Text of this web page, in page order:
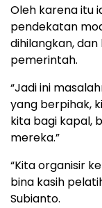
Oleh karena itu
pendekatan
dihilangkan,
pemerintah.
“Jadi ini
yang berpihak,
kita bagi kapal,
mereka.”
“Kita organisir
bina kasih
Subianto.